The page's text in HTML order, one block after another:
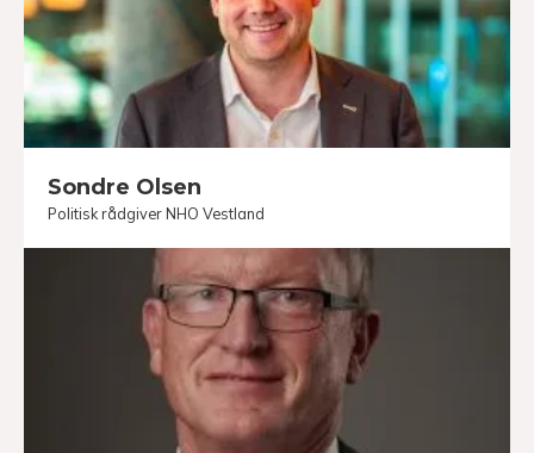
Sondre Olsen
Politisk rådgiver NHO Vestland